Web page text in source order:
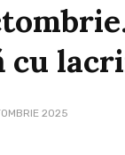
cu
2025